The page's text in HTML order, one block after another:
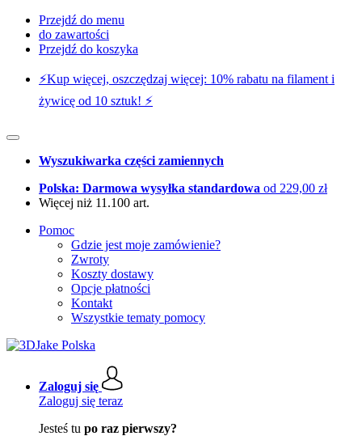
Przejdź do menu
do zawartości
Przejdź do koszyka
⚡️Kup więcej, oszczędzaj więcej: 10% rabatu na filament i
żywicę od 10 sztuk! ⚡️
Wyszukiwarka części zamiennych
Polska: Darmowa wysyłka standardowa od 229,00 zł
Więcej niż 11.100 art.
Pomoc
Gdzie jest moje zamówienie?
Zwroty
Koszty dostawy
Opcje płatności
Kontakt
Wszystkie tematy pomocy
Zaloguj się
Zaloguj się teraz
Jesteś tu po raz pierwszy?